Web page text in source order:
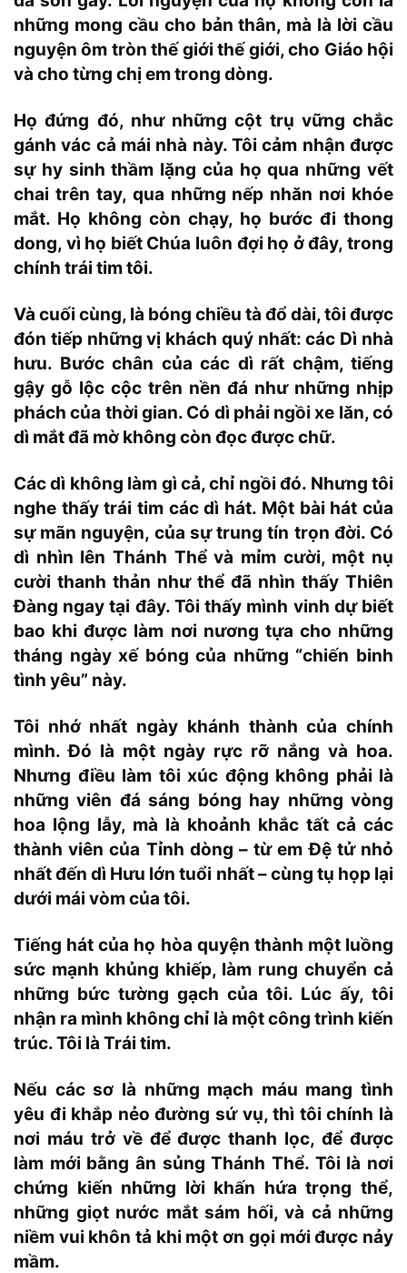
những mong cầu cho bản thân, mà là lời cầu
nguyện ôm tròn thế giới thế giới, cho Giáo hội
và cho từng chị em trong dòng.
Họ đứng đó, như những cột trụ vững chắc
gánh vác cả mái nhà này. Tôi cảm nhận được
sự hy sinh thầm lặng của họ qua những vết
chai trên tay, qua những nếp nhăn nơi khóe
mắt. Họ không còn chạy, họ bước đi thong
dong, vì họ biết Chúa luôn đợi họ ở đây, trong
chính trái tim tôi.
Và cuối cùng, là bóng chiều tà đổ dài, tôi được
đón tiếp những vị khách quý nhất: các Dì nhà
hưu. Bước chân của các dì rất chậm, tiếng
gậy gỗ lộc cộc trên nền đá như những nhịp
phách của thời gian. Có dì phải ngồi xe lăn, có
dì mắt đã mờ không còn đọc được chữ.
Các dì không làm gì cả, chỉ ngồi đó. Nhưng tôi
nghe thấy trái tim các dì hát. Một bài hát của
sự mãn nguyện, của sự trung tín trọn đời. Có
dì nhìn lên Thánh Thể và mỉm cười, một nụ
cười thanh thản như thể đã nhìn thấy Thiên
Đàng ngay tại đây. Tôi thấy mình vinh dự biết
bao khi được làm nơi nương tựa cho những
tháng ngày xế bóng của những “chiến binh
tình yêu” này.
Tôi nhớ nhất ngày khánh thành của chính
mình. Đó là một ngày rực rỡ nắng và hoa.
Nhưng điều làm tôi xúc động không phải là
những viên đá sáng bóng hay những vòng
hoa lộng lẫy, mà là khoảnh khắc tất cả các
thành viên của Tỉnh dòng – từ em Đệ tử nhỏ
nhất đến dì Hưu lớn tuổi nhất – cùng tụ họp lại
dưới mái vòm của tôi.
Tiếng hát của họ hòa quyện thành một luồng
sức mạnh khủng khiếp, làm rung chuyển cả
những bức tường gạch của tôi. Lúc ấy, tôi
nhận ra mình không chỉ là một công trình kiến
trúc. Tôi là Trái tim.
Nếu các sơ là những mạch máu mang tình
yêu đi khắp nẻo đường sứ vụ, thì tôi chính là
nơi máu trở về để được thanh lọc, để được
làm mới bằng ân sủng Thánh Thể. Tôi là nơi
chứng kiến những lời khấn hứa trọng thể,
những giọt nước mắt sám hối, và cả những
niềm vui khôn tả khi một ơn gọi mới được nảy
mầm.